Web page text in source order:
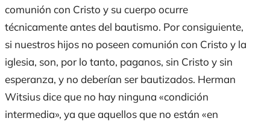
comunión con Cristo y su cuerpo ocurre
técnicamente antes del bautismo. Por consiguiente,
si nuestros hijos no poseen comunión con Cristo y la
iglesia, son, por lo tanto, paganos, sin Cristo y sin
esperanza, y no deberían ser bautizados. Herman
Witsius dice que no hay ninguna «condición
intermedia», ya que aquellos que no están «en